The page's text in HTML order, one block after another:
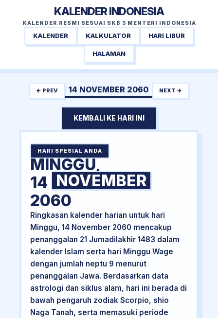
KALENDER INDONESIA
KALENDER RESMI SESUAI SKB 3 MENTERI INDONESIA
KALENDER KALKULATOR HARI LIBUR
HALAMAN
← PREV 14 NOVEMBER 2060 NEXT →
KEMBALI KE HARI INI
HARI SPESIAL ANDA
MINGGU,
14 NOVEMBER
2060
Ringkasan kalender harian untuk hari
Minggu, 14 November 2060 mencakup
penanggalan 21 Jumadilakhir 1483 dalam
kalender Islam serta hari Minggu Wage
dengan jumlah neptu 9 menurut
penanggalan Jawa. Berdasarkan data
astrologi dan siklus alam, hari ini berada di
bawah pengaruh zodiak Scorpio, shio
Naga Tanah, serta memasuki periode